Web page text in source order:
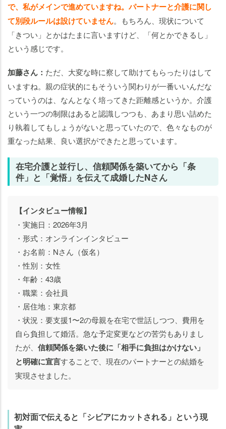
で、私がメインで進めていますね。パートナーと介護に関し
て別段ルールは設けていません。もちろん、現状について
「きつい」とかはたまに言いますけど、「何とかできるし」
という感じです。
加藤さん： ただ、大変な時に察して助けてもらったりはして
いますね。親の症状的にもそういう関わりが一番いいんだな
っていうのは、なんとなく培ってきた距離感というか。介護
という一つの制限はあると認識しつつも、あまり思い詰めた
り執着してもしょうがないと思っていたので、色々なものが
重なった結果、良い選択ができたと思っています。
在宅介護と並行し、信頼関係を築いてから「条
件」と「覚悟」を伝えて成婚したNさん
【インタビュー情報】
・実施日：2026年3月
・形式：オンラインインタビュー
・お名前：Nさん（仮名）
・性別：女性
・年齢：43歳
・職業：会社員
・居住地：東京都
・状況：要支援1〜2の母親を在宅で世話しつつ、費用を
自ら負担して婚活。急な予定変更などの苦労もありまし
たが、 信頼関係を築いた後に「相手に負担はかけない」
と明確に宣言することで、現在のパートナーとの結婚を
実現させました。
初対面で伝えると「シビアにカットされる」という現